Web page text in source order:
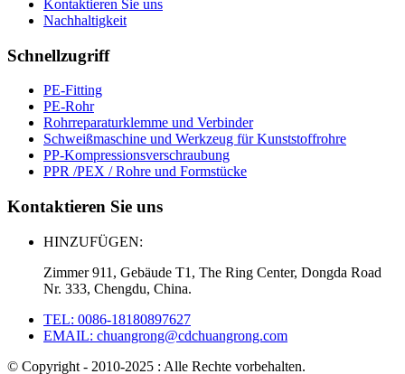
Kontaktieren Sie uns
Nachhaltigkeit
Schnellzugriff
PE-Fitting
PE-Rohr
Rohrreparaturklemme und Verbinder
Schweißmaschine und Werkzeug für Kunststoffrohre
PP-Kompressionsverschraubung
PPR /PEX / Rohre und Formstücke
Kontaktieren Sie uns
HINZUFÜGEN:
Zimmer 911, Gebäude T1, The Ring Center, Dongda Road
Nr. 333, Chengdu, China.
TEL: 0086-18180897627
EMAIL: chuangrong@cdchuangrong.com
© Copyright - 2010-2025 : Alle Rechte vorbehalten.